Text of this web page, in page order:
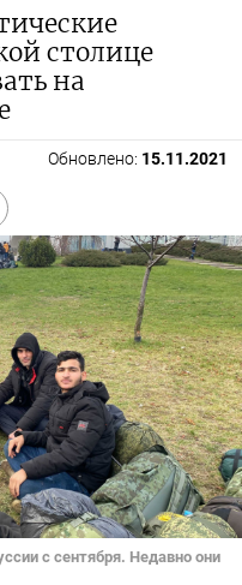
столице
на
Обновлено: 15.11.2021
с сентября. Недавно они